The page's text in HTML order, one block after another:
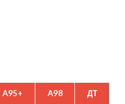
A95+ A98 ДТ